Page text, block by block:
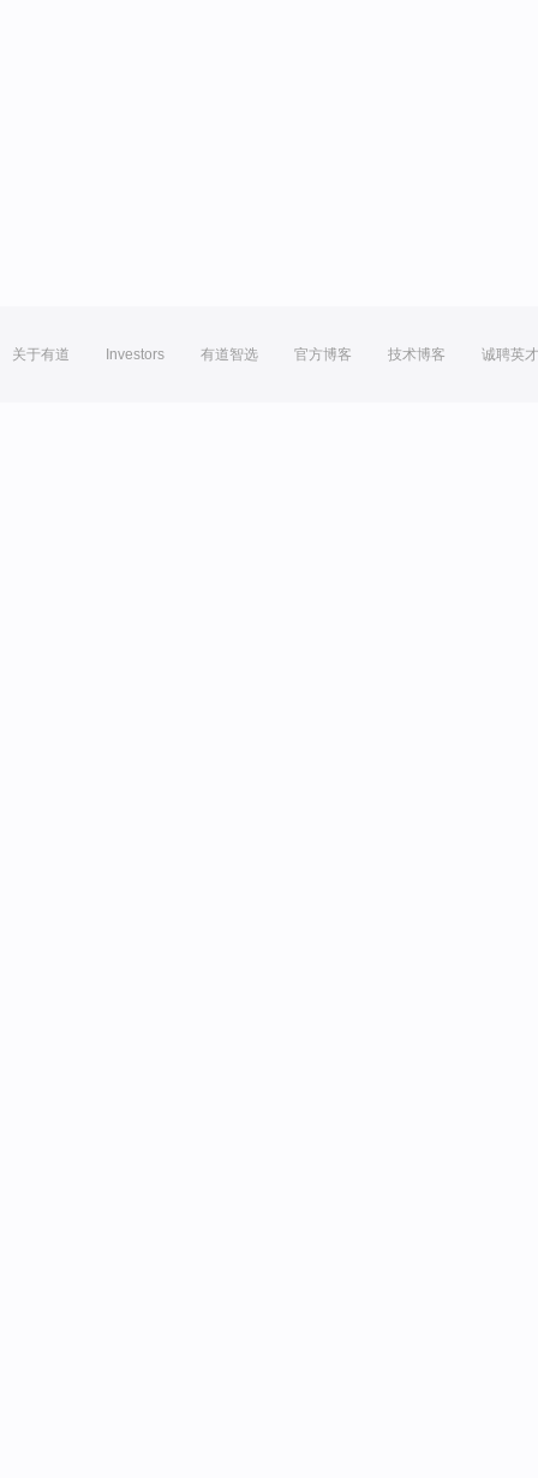
关于有道 Investors 有道智选 官方博客 技术博客 诚聘英才